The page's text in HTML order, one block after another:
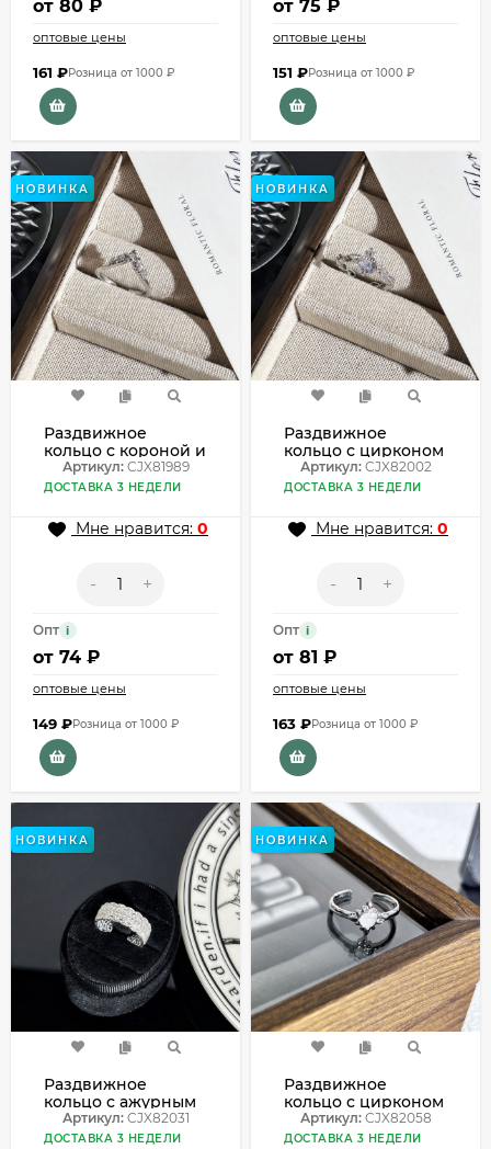
от 80 ₽
оптовые цены
161 ₽Розница от 1000 ₽
от 75 ₽
оптовые цены
151 ₽Розница от 1000 ₽
НОВИНКА
Раздвижное
кольцо с короной и
цирконом CJX81989
Артикул:CJX81989
ДОСТАВКА 3 НЕДЕЛИ
Мне нравится: 0
- +
Опт i
от 74 ₽
оптовые цены
149 ₽Розница от 1000 ₽
НОВИНКА
Раздвижное
кольцо с цирконом
CJX82002
Артикул:CJX82002
ДОСТАВКА 3 НЕДЕЛИ
Мне нравится: 0
- +
Опт i
от 81 ₽
оптовые цены
163 ₽Розница от 1000 ₽
НОВИНКА
Раздвижное
кольцо с ажурным
кружевом и
цирконом CJX82031
Артикул:CJX82031
ДОСТАВКА 3 НЕДЕЛИ
НОВИНКА
Раздвижное
кольцо с цирконом
CJX82058
Артикул:CJX82058
ДОСТАВКА 3 НЕДЕЛИ